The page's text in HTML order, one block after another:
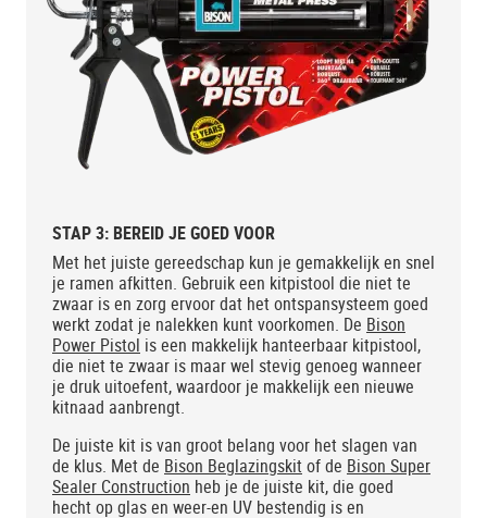
STAP 3: BEREID JE GOED VOOR
Met het juiste gereedschap kun je gemakkelijk en snel
je ramen afkitten. Gebruik een kitpistool die niet te
zwaar is en zorg ervoor dat het ontspansysteem goed
werkt zodat je nalekken kunt voorkomen. De Bison
Power Pistol is een makkelijk hanteerbaar kitpistool,
die niet te zwaar is maar wel stevig genoeg wanneer
je druk uitoefent, waardoor je makkelijk een nieuwe
kitnaad aanbrengt.
De juiste kit is van groot belang voor het slagen van
de klus. Met de Bison Beglazingskitof de Bison Super
Sealer Construction heb je de juiste kit, die goed
hecht op glas en weer-en UV bestendig is en